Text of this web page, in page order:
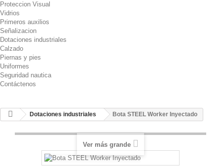
Proteccion Visual
Vidrios
Primeros auxilios
Señalizacion
Dotaciones industriales
Calzado
Piernas y pies
Uniformes
Seguridad nautica
Contáctenos
Dotaciones industriales Bota STEEL Worker Inyectado
Ver más grande